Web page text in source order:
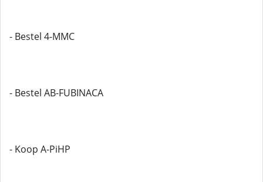
- Bestel 4-MMC
- Bestel AB-FUBINACA
- Koop A-PiHP